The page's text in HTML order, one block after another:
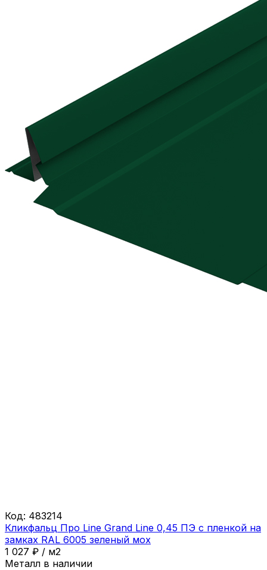
Код: 483214
Кликфальц Про Line Grand Line 0,45 ПЭ с пленкой на
замках RAL 6005 зеленый мох
1 027 ₽ / м2
Металл в наличии